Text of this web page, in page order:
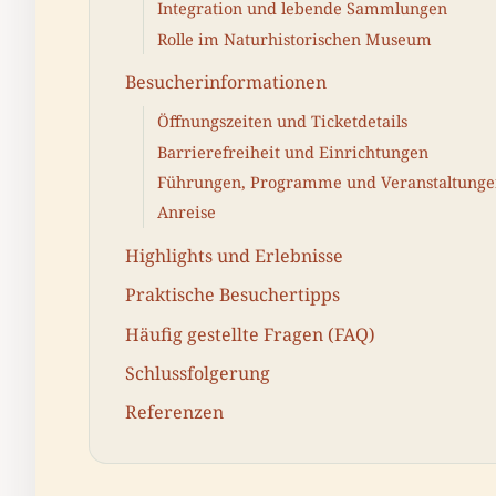
Integration und lebende Sammlungen
Rolle im Naturhistorischen Museum
Besucherinformationen
Öffnungszeiten und Ticketdetails
Barrierefreiheit und Einrichtungen
Führungen, Programme und
Anreise
Highlights und Erlebnisse
Praktische Besuchertipps
Häufig gestellte Fragen (FAQ)
Schlussfolgerung
Referenzen